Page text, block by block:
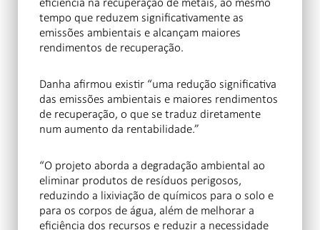
tempo que reduzem significativamente as
emissões ambientais e alcançam maiores
rendimentos de recuperação.
Danha afirmou existir “uma redução significativa
das emissões ambientais e maiores rendimentos
de recuperação, o que se traduz diretamente
num aumento da rentabilidade.”
“O projeto aborda a degradação ambiental ao
eliminar produtos de resíduos perigosos,
reduzindo a lixiviação de químicos para o solo e
para os corpos de água, além de melhorar a
eficiência dos recursos e reduzir a necessidade